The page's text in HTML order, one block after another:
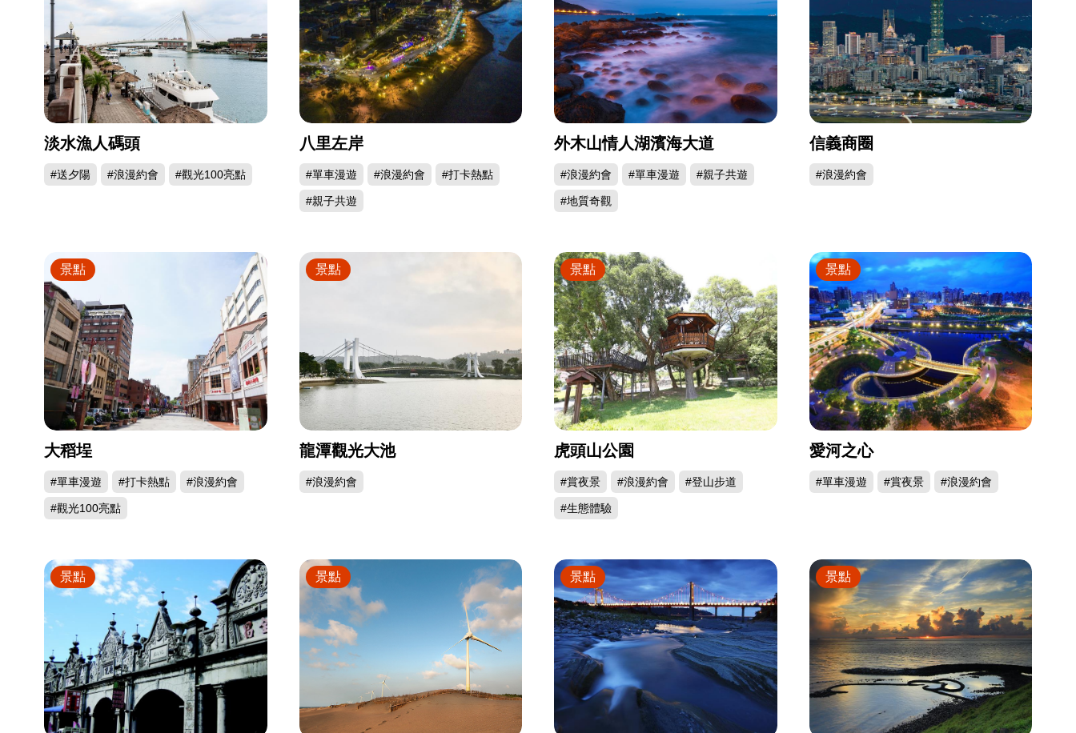
淡水漁人碼頭
#送夕陽 #浪漫約會 #觀光100亮點
八里左岸
#單車漫遊 #浪漫約會 #打卡熱點
#親子共遊
外木山情人湖濱海大道
#浪漫約會 #單車漫遊 #親子共遊
#地質奇觀
信義商圈
#浪漫約會
大稻埕
#單車漫遊 #打卡熱點 #浪漫約會
#觀光100亮點
景點
龍潭觀光大池
#浪漫約會
景點
虎頭山公園
#賞夜景 #浪漫約會 #登山步道
#生態體驗
景點
愛河之心
#單車漫遊 #賞夜景 #浪漫約會
景點
景點 景點 景點 景點